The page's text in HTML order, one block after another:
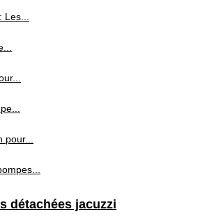
Les...
pour...
détachées jacuzzi